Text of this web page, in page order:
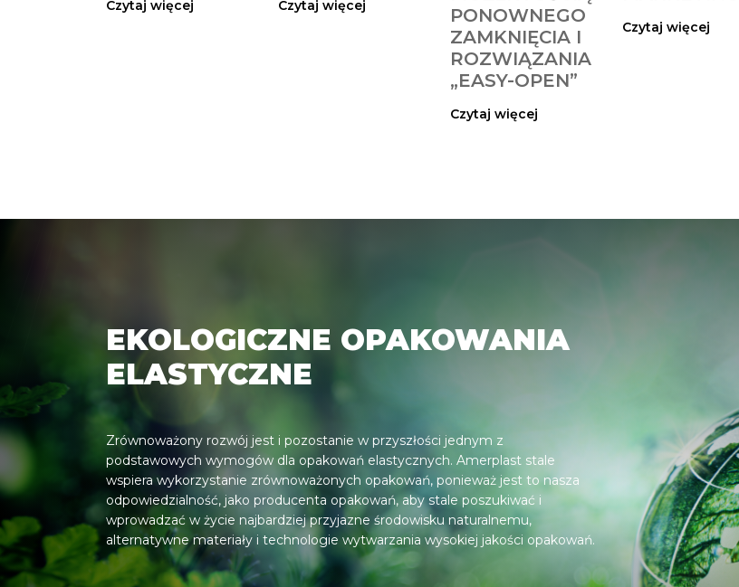
Czytaj więcej Czytaj więcej
PONOWNEGO
ZAMKNIĘCIA I
ROZWIĄZANIA
„EASY-OPEN”
Czytaj więcej
Czytaj więcej
EKOLOGICZNE OPAKOWANIA
ELASTYCZNE
Zrównoważony rozwój jest i pozostanie w przyszłości jednym z
podstawowych wymogów dla opakowań elastycznych. Amerplast stale
wspiera wykorzystanie zrównoważonych opakowań, ponieważ jest to nasza
odpowiedzialność, jako producenta opakowań, aby stale poszukiwać i
wprowadzać w życie najbardziej przyjazne środowisku naturalnemu,
alternatywne materiały i technologie wytwarzania wysokiej jakości opakowań.